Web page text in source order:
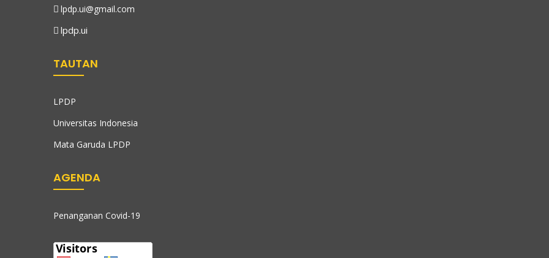
lpdp.ui@gmail.com
lpdp.ui
TAUTAN
LPDP
Universitas Indonesia
Mata Garuda LPDP
AGENDA
Penanganan Covid-19